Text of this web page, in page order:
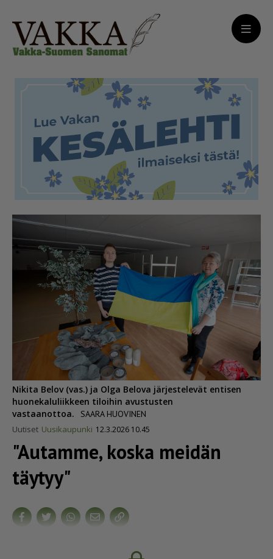
Nikita Belov (vas.) ja Olga Belova järjestelevät entisen
huonekaluliikkeen tiloihin avustusten
vastaanottoa.
SAARA HUOVINEN
Uutiset Uusikaupunki 12.3.2026 10.45
"Autamme, koska meidän
täytyy"